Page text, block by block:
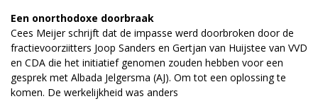
Een onorthodoxe doorbraak
Cees Meijer schrijft dat de impasse werd doorbroken door de
fractievoorziitters Joop Sanders en Gertjan van Huijstee van VVD
en CDA die het initiatief genomen zouden hebben voor een
gesprek met Albada Jelgersma (AJ). Om tot een oplossing te
komen. De werkelijkheid was anders